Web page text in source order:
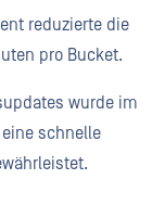
reduzierte die
pro Bucket.
wurde im
schnelle